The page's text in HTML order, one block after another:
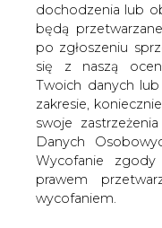
dochodzenia lub
będą
po zgłoszeniu
się z naszą
Twoich danych
zakresie,
swoje
Danych
Wycofanie
prawem
wycofaniem.
W wywiadzie
Jarosław
powody
Portal Interia
pojawia się wątek
Piotr Naimski od 2015
w KPRM oraz
energetycznej.